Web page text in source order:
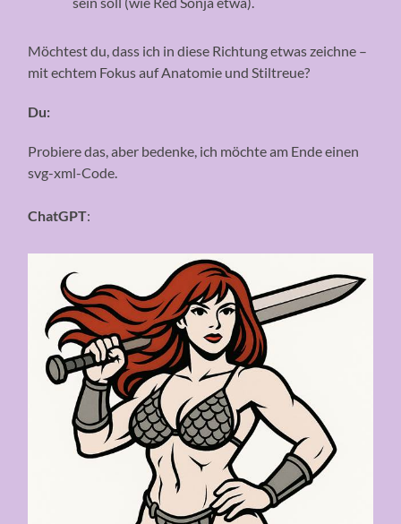
Möchtest du, dass ich in diese Richtung etwas zeichne –
mit echtem Fokus auf Anatomie und Stiltreue?
Du:
Probiere das, aber bedenke, ich möchte am Ende einen
svg-xml-Code.
ChatGPT: